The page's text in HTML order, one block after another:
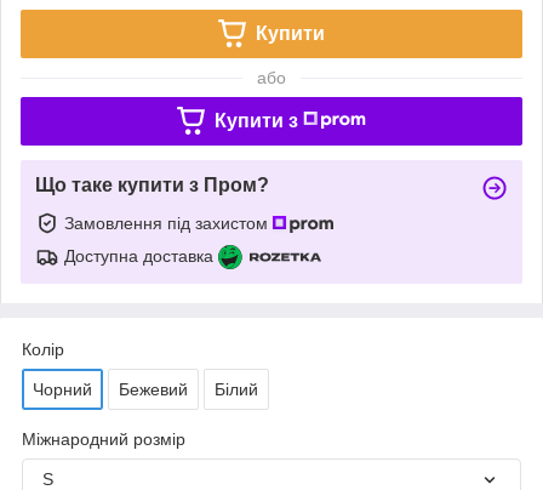
Купити
або
Купити з
Що таке купити з Пром?
Замовлення під захистом
Доступна доставка
Колір
Чорний Бежевий Білий
Міжнародний розмір
S